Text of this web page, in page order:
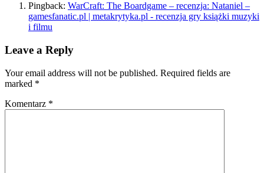
Pingback: WarCraft: The Boardgame – recenzja: Nataniel –
gamesfanatic.pl | metakrytyka.pl - recenzja gry książki muzyki
i filmu
Leave a Reply
Your email address will not be published. Required fields are
marked *
Komentarz *